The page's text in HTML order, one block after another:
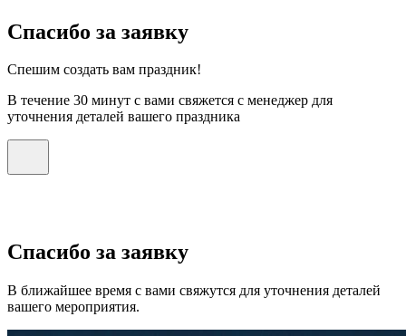
Спасибо за заявку
Спешим создать вам праздник!
В течение 30 минут с вами свяжется с менеджер для
уточнения деталей вашего праздника
Спасибо за заявку
В ближайшее время с вами свяжутся для уточнения деталей
вашего мероприятия.